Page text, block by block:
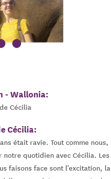
- Wallonia:
Cécilia
Cécilia:
était ravie. Tout comme nous,
quotidien avec Cécilia. Les
faisons face sont l'excitation, la